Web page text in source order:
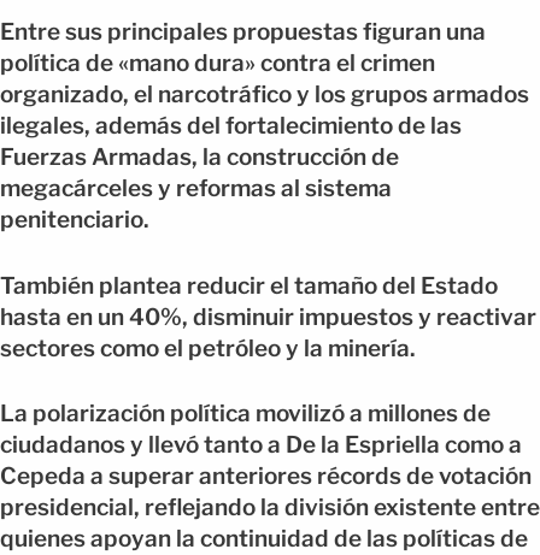
Entre sus principales propuestas figuran una
política de «mano dura» contra el crimen
organizado, el narcotráfico y los grupos armados
ilegales, además del fortalecimiento de las
Fuerzas Armadas, la construcción de
megacárceles y reformas al sistema
penitenciario.
También plantea reducir el tamaño del Estado
hasta en un 40%, disminuir impuestos y reactivar
sectores como el petróleo y la minería.
La polarización política movilizó a millones de
ciudadanos y llevó tanto a De la Espriella como a
Cepeda a superar anteriores récords de votación
presidencial, reflejando la división existente entre
quienes apoyan la continuidad de las políticas de